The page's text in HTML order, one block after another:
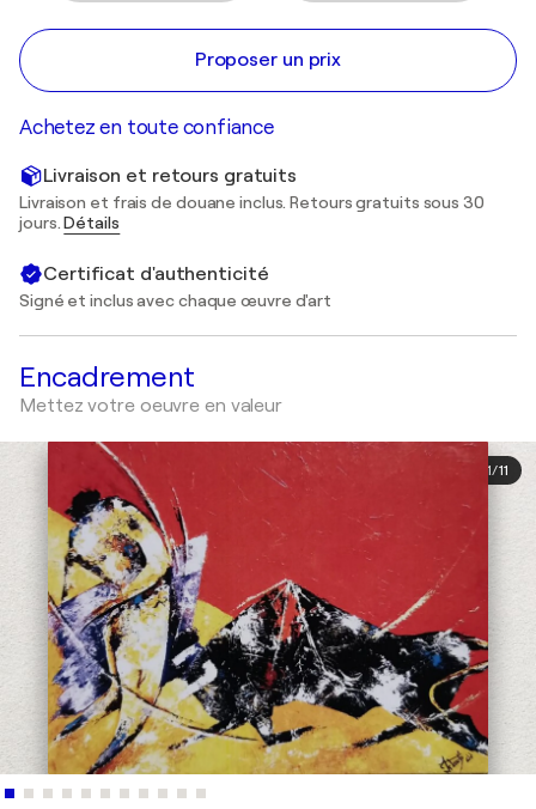
Proposer un prix
Achetez en toute confiance
Livraison et retours gratuits
Livraison et frais de douane inclus. Retours gratuits sous 30
jours.Détails
Certificat d'authenticité
Signé et inclus avec chaque œuvre d'art
Encadrement
Mettez votre oeuvre en valeur
1/11